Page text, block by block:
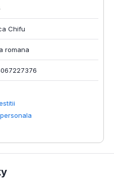
Chifu
romana